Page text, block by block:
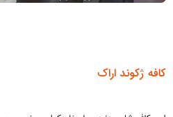
کافه ژکوند اراک